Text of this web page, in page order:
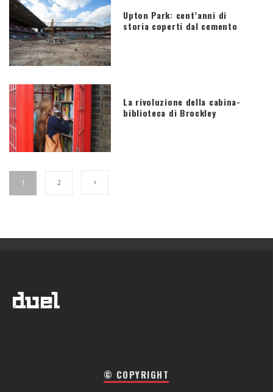
Upton Park: cent’anni di
storia coperti dal cemento
La rivoluzione della cabina-
biblioteca di Brockley
1 2
© COPYRIGHT